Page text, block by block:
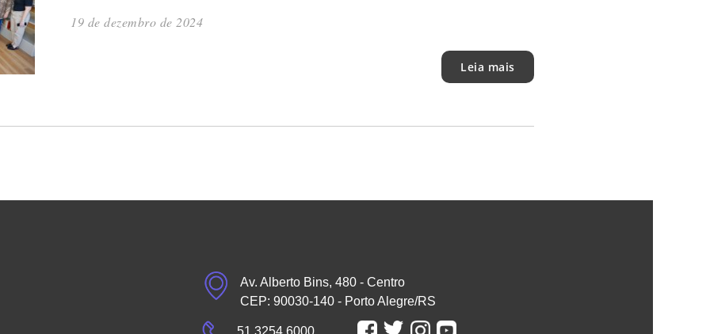
19 de dezembro de 2024
Leia mais
Av. Alberto Bins, 480 - Centro
CEP: 90030-140 - Porto Alegre/RS
51 3254.6000